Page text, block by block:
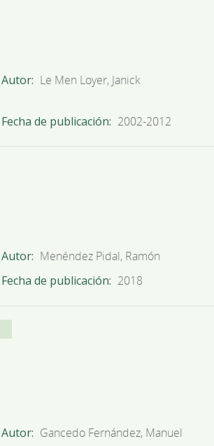
Autor Le Men Loyer, Janick
Fecha de publicación 2002-2012
Autor Menéndez Pidal, Ramón
Fecha de publicación 2018
Autor Gancedo Fernández, Manuel